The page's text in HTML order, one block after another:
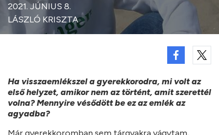
2021. JÚNIUS 8.
LÁSZLÓ KRISZTA
Ha visszaemlékszel a gyerekkorodra, mi volt az
első helyzet, amikor nem az történt, amit szerettél
volna? Mennyire vésődött be ez az emlék az
agyadba?